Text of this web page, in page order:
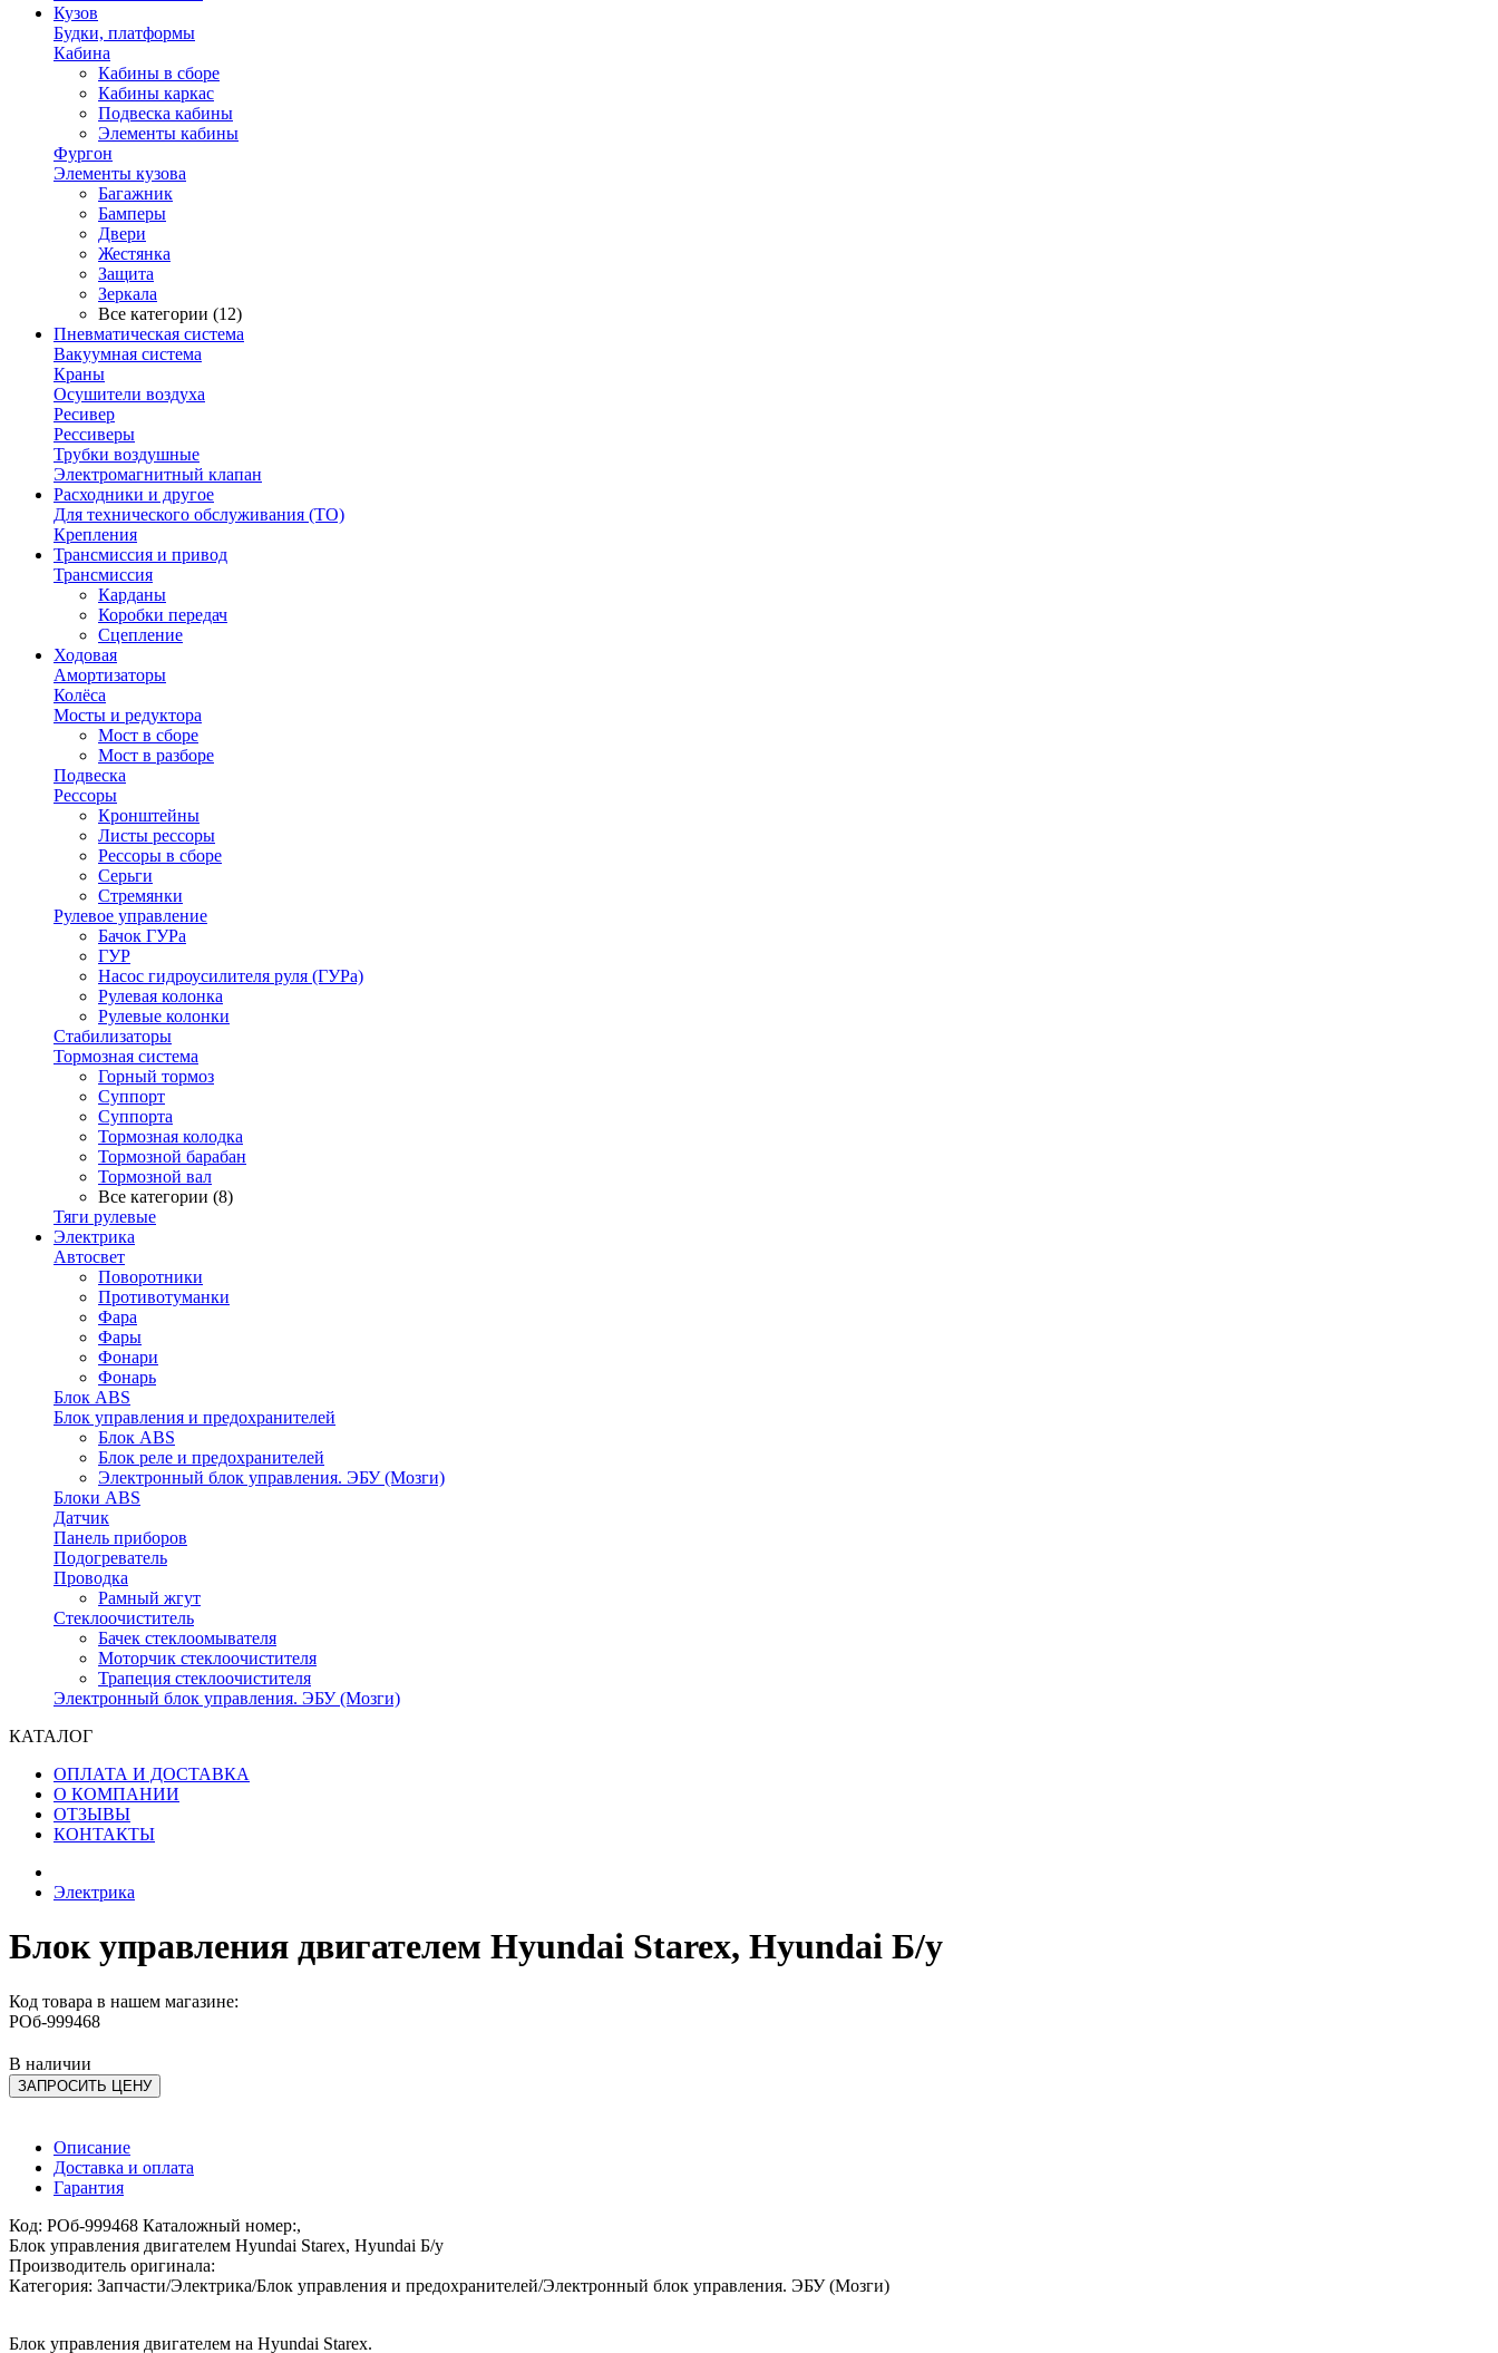
Кузов
Будки, платформы
Кабина
Кабины в сборе
Кабины каркас
Подвеска кабины
Элементы кабины
Фургон
Элементы кузова
Багажник
Бамперы
Двери
Жестянка
Защита
Зеркала
Все категории (12)
Пневматическая система
Вакуумная система
Краны
Осушители воздуха
Ресивер
Рессиверы
Трубки воздушные
Электромагнитный клапан
Расходники и другое
Для технического обслуживания (ТО)
Крепления
Трансмиссия и привод
Трансмиссия
Карданы
Коробки передач
Сцепление
Ходовая
Амортизаторы
Колёса
Мосты и редуктора
Мост в сборе
Мост в разборе
Подвеска
Рессоры
Кронштейны
Листы рессоры
Рессоры в сборе
Серьги
Стремянки
Рулевое управление
Бачок ГУРа
ГУР
Насос гидроусилителя руля (ГУРа)
Рулевая колонка
Рулевые колонки
Стабилизаторы
Тормозная система
Горный тормоз
Суппорт
Суппорта
Тормозная колодка
Тормозной барабан
Тормозной вал
Все категории (8)
Тяги рулевые
Электрика
Автосвет
Поворотники
Противотуманки
Фара
Фары
Фонари
Фонарь
Блок ABS
Блок управления и предохранителей
Блок ABS
Блок реле и предохранителей
Электронный блок управления. ЭБУ (Мозги)
Блоки ABS
Датчик
Панель приборов
Подогреватель
Проводка
Рамный жгут
Стеклоочиститель
Бачек стеклоомывателя
Моторчик стеклоочистителя
Трапеция стеклоочистителя
Электронный блок управления. ЭБУ (Мозги)
КАТАЛОГ
ОПЛАТА И ДОСТАВКА
О КОМПАНИИ
ОТЗЫВЫ
КОНТАКТЫ
Электрика
Блок управления двигателем Hyundai Starex, Hyundai Б/у
Код товара в нашем магазине:
РОб-999468
В наличии
ЗАПРОСИТЬ ЦЕНУ
Описание
Доставка и оплата
Гарантия
Код: РОб-999468 Каталожный номер:,
Блок управления двигателем Hyundai Starex, Hyundai Б/у
Производитель оригинала:
Категория: Запчасти/Электрика/Блок управления и предохранителей/Электронный блок управления. ЭБУ (Мозги)
Блок управления двигателем на Hyundai Starex.